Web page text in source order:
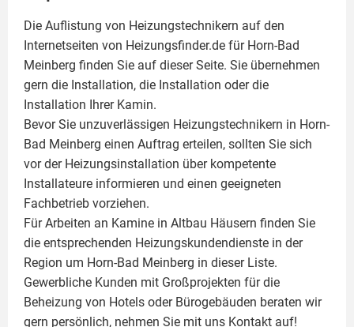
Die Auflistung von Heizungstechnikern auf den
Internetseiten von Heizungsfinder.de für Horn-Bad
Meinberg finden Sie auf dieser Seite. Sie übernehmen
gern die Installation, die Installation oder die
Installation Ihrer Kamin.
Bevor Sie unzuverlässigen Heizungstechnikern in Horn-
Bad Meinberg einen Auftrag erteilen, sollten Sie sich
vor der Heizungsinstallation über kompetente
Installateure informieren und einen geeigneten
Fachbetrieb vorziehen.
Für Arbeiten an Kamine in Altbau Häusern finden Sie
die entsprechenden Heizungskundendienste in der
Region um Horn-Bad Meinberg in dieser Liste.
Gewerbliche Kunden mit Großprojekten für die
Beheizung von Hotels oder Bürogebäuden beraten wir
gern persönlich, nehmen Sie mit uns Kontakt auf!